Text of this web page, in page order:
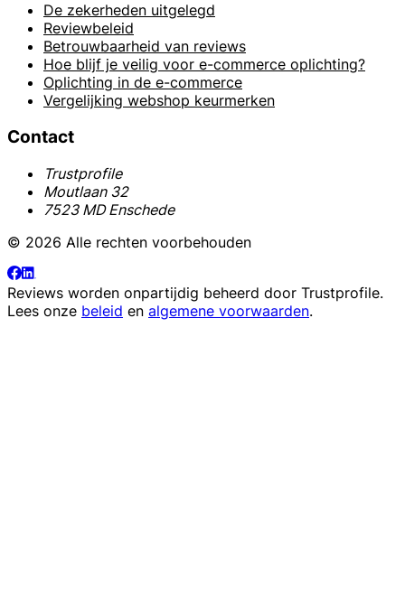
De zekerheden uitgelegd
Reviewbeleid
Betrouwbaarheid van reviews
Hoe blijf je veilig voor e-commerce oplichting?
Oplichting in de e-commerce
Vergelijking webshop keurmerken
Contact
Trustprofile
Moutlaan 32
7523 MD Enschede
© 2026 Alle rechten voorbehouden
Reviews worden onpartijdig beheerd door Trustprofile.
Lees onze beleid en algemene voorwaarden.